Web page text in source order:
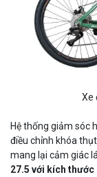
Xe
Hệ thống giảm sóc
điều chỉnh khóa
mang lại cảm giác
27.5 với kích